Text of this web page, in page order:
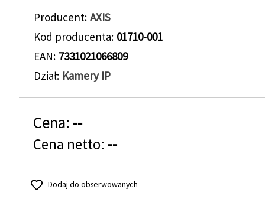
Producent AXIS
Kod producenta 01710-001
EAN 7331021066809
Dział Kamery IP
Cena: --
Cena netto: --
Dodaj do obserwowanych